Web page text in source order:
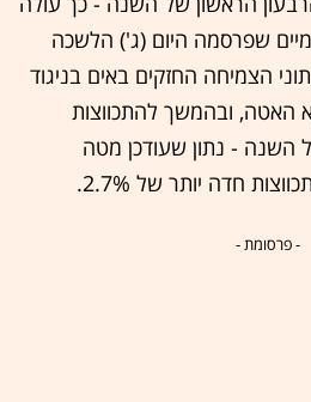
שפרסמה היום (ג') הלשכה
הצמיחה החזקים באים בניגוד
האטה, ובהמשך להתכווצות
השנה - נתון שעודכן מטה
- פרסומת -